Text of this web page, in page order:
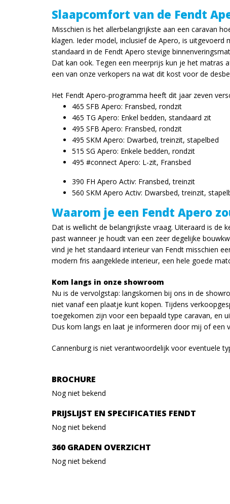
Slaapcomfort van de Fendt
Misschien is het allerbelangrijkste aan een caravan
klagen. Ieder model, inclusief de Apero, is
standaard in de Fendt Apero stevige
Dat kan ook. Tegen een meerprijs kun je het matras
een van onze verkopers na wat dit kost voor de
Het Fendt Apero-programma heeft dit jaar zeven
465 SFB Apero: Fransbed, rondzit
465 TG Apero: Enkel bedden, standaard zit
495 SFB Apero: Fransbed, rondzit
495 SKM Apero: Dwarbed, treinzit, stapelbed
515 SG Apero: Enkele bedden, rondzit
495 #connect Apero: L-zit, Fransbed
390 FH Apero Activ: Fransbed, treinzit
560 SKM Apero Activ: Dwarsbed, treinzit,
Waarom je een Fendt Apero
Dat is wellicht de belangrijkste vraag. Uiteraard is de
past wanneer je houdt van een zeer degelijke
vind je het standaard interieur van Fendt misschien
modern fris aangeklede interieur, een hele goede
Kom langs in onze showroom
Nu is de vervolgstap: langskomen bij ons in de
niet vanaf een plaatje kunt kopen. Tijdens
toegekomen zijn voor een bepaald type caravan, en
Dus kom langs en laat je informeren door mij of een
Cannenburg is niet verantwoordelijk voor eventuele
BROCHURE
Nog niet bekend
PRIJSLIJST EN SPECIFICATIES FENDT
Nog niet bekend
360 GRADEN OVERZICHT
Nog niet bekend